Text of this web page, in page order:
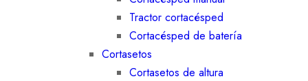
Tractor cortacésped
Cortacésped de batería
Cortasetos
Cortasetos de altura